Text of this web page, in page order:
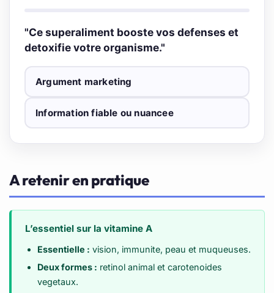
"Ce superaliment booste vos defenses et
detoxifie votre organisme."
Argument marketing
Information fiable ou nuancee
A retenir en pratique
L’essentiel sur la vitamine A
Essentielle : vision, immunite, peau et muqueuses.
Deux formes : retinol animal et carotenoides
vegetaux.